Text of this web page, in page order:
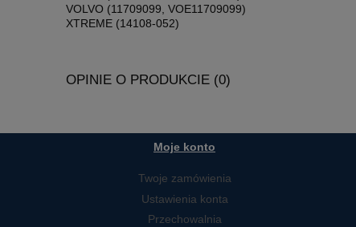
VOLVO (11709099, VOE11709099)
XTREME (14108-052)
OPINIE O PRODUKCIE (0)
Moje konto
Twoje zamówienia
Ustawienia konta
Przechowalnia